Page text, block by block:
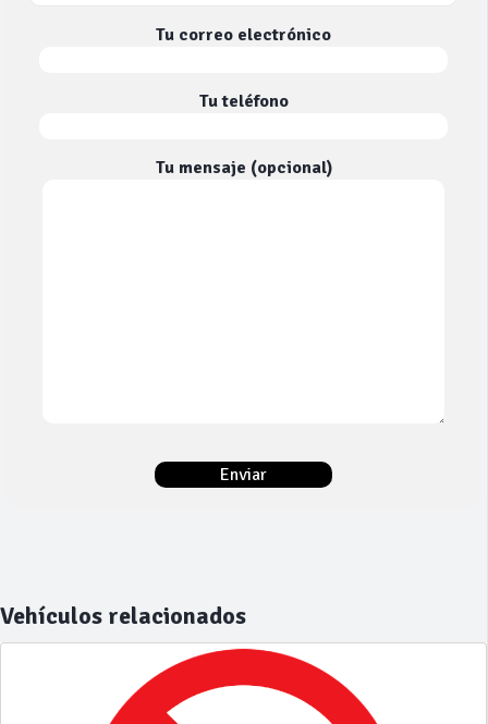
Tu correo electrónico
Tu teléfono
Tu mensaje (opcional)
Vehículos relacionados